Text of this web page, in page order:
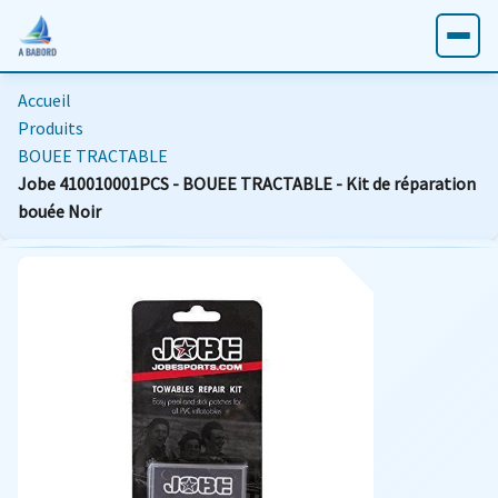
Accueil
Produits
BOUEE TRACTABLE
Jobe 410010001PCS - BOUEE TRACTABLE - Kit de réparation
bouée Noir